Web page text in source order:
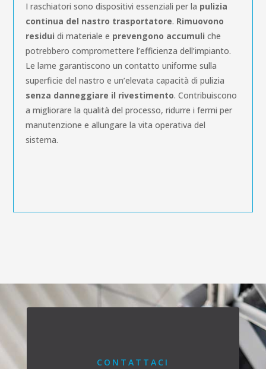
I raschiatori sono dispositivi essenziali per la pulizia
continua del nastro trasportatore. Rimuovono
residui di materiale e prevengono accumuli che
potrebbero compromettere l’efficienza dell’impianto.
Le lame garantiscono un contatto uniforme sulla
superficie del nastro e un’elevata capacità di pulizia
senza danneggiare il rivestimento. Contribuiscono
a migliorare la qualità del processo, ridurre i fermi per
manutenzione e allungare la vita operativa del
sistema.
CONTATTACI